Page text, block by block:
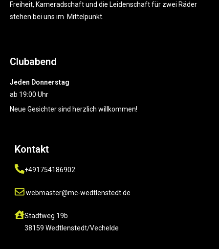
Freiheit, Kameradschaft und die Leidenschaft für zwei Räder
stehen bei uns im Mittelpunkt.
Clubabend
Jeden Donnerstag
ab 19:00 Uhr
Neue Gesichter sind herzlich willkommen!
Kontakt
+491754186902
webmaster@mc-wedtlenstedt.de
Stadtweg 19b
38159 Wedtlenstedt/Vechelde